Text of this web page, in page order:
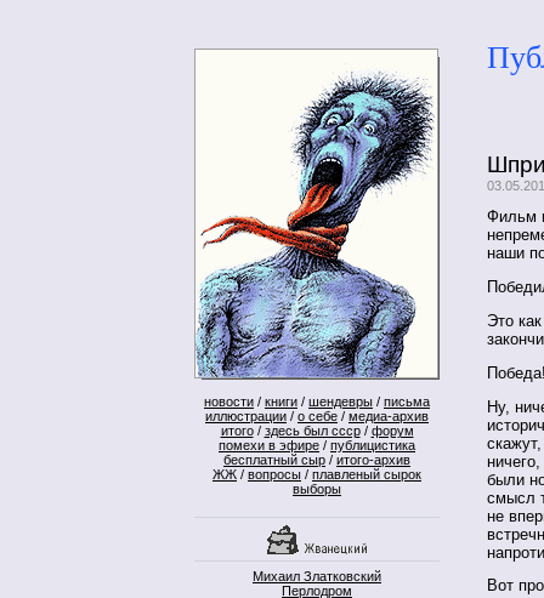
новости / книги / шендевры / письма
иллюстрации / о себе / медиа-архив
итого/ здесь был ссср/ форум
помехи в эфире / публицистика
бесплатный сыр / итого-архив
ЖЖ / вопросы / плавленый сырок
выборы
Михаил Златковский
Перлодром
Фильм
наши
Это
Ну,
были
смысл
не
Вот